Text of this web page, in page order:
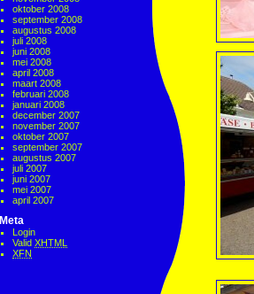
oktober 2008
september 2008
augustus 2008
juli 2008
juni 2008
mei 2008
april 2008
maart 2008
februari 2008
januari 2008
december 2007
november 2007
oktober 2007
september 2007
augustus 2007
juli 2007
juni 2007
mei 2007
april 2007
Meta
Login
Valid XHTML
XFN